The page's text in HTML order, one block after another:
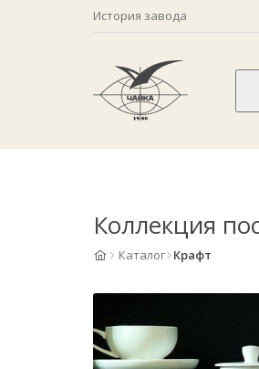
История завода
Коллекция
Каталог Крафт